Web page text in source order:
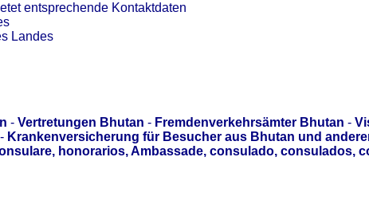
entsprechende Kontaktdaten
Landes
- Vertretungen Bhutan - Fremdenverkehrsämter Bhutan -
- Krankenversicherung für Besucher aus Bhutan und
honorarios, Ambassade, consulado, consulados,